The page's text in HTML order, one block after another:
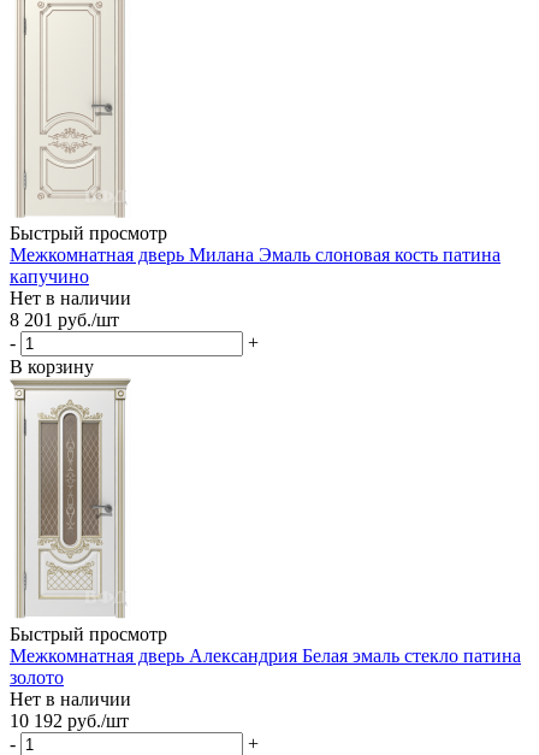
Быстрый просмотр
Межкомнатная дверь Милана Эмаль слоновая кость патина
капучино
Нет в наличии
8 201 руб./шт
-
+
В корзину
Быстрый просмотр
Межкомнатная дверь Александрия Белая эмаль стекло патина
золото
Нет в наличии
10 192 руб./шт
-
+